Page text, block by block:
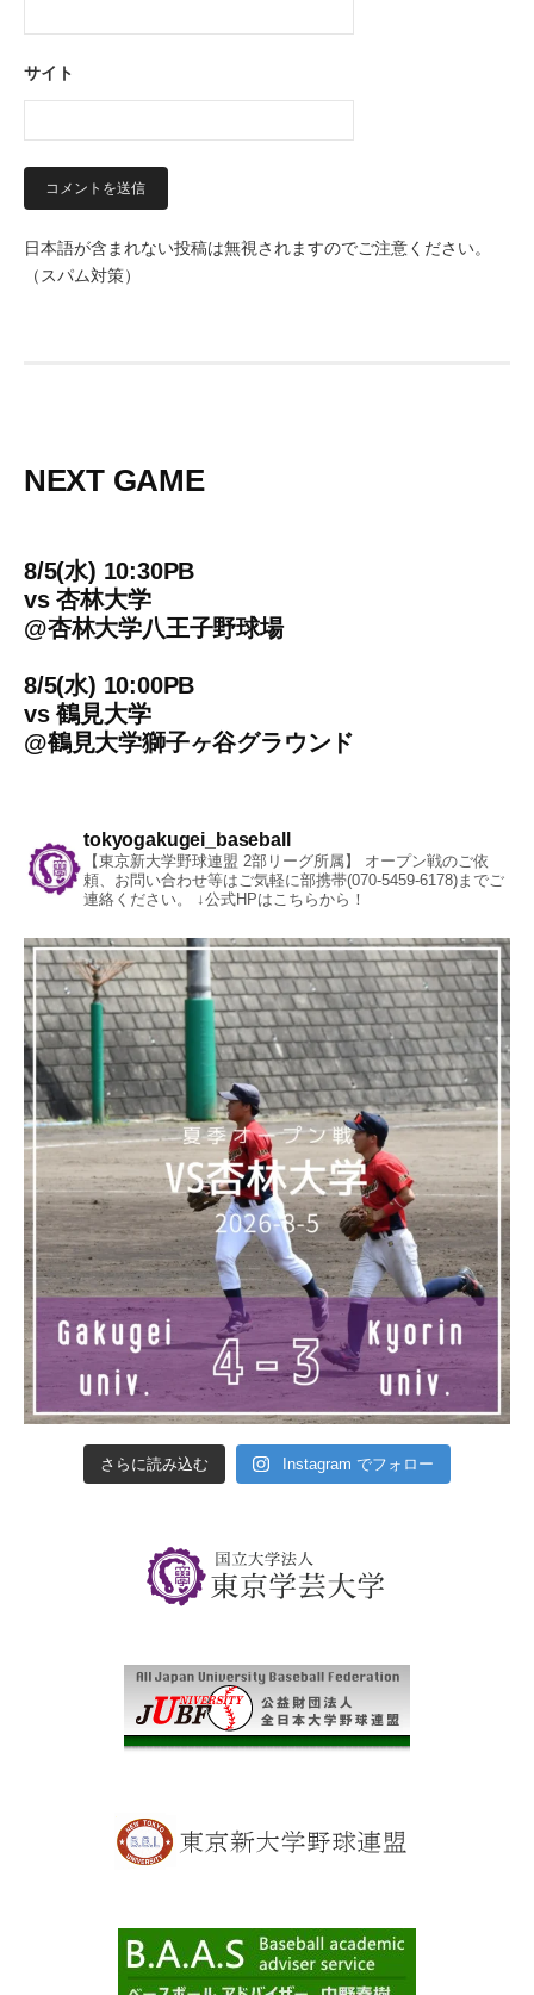
サイト
日本語が含まれない投稿は無視されますのでご注意ください。
（スパム対策）
NEXT GAME
8/5(水) 10:30PB
vs杏林大学
@杏林大学八王子野球場
8/5(水) 10:00PB
vs鶴見大学
@鶴見大学獅子ヶ谷グラウンド
tokyogakugei_baseball
【東京新大学野球連盟 2部リーグ所属】
オープン戦のご依
頼、お問い合わせ等はご気軽に部携帯(070-5459-6178)までご
連絡ください。
↓公式HPはこちらから！
さらに読み込む Instagram でフォロー